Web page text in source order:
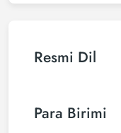
Resmi Dil
Para Birimi